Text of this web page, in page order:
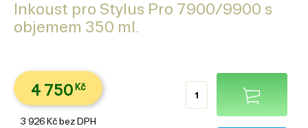
Inkoust pro Stylus Pro 7900/9900 s
objemem 350 ml.
4 750 Kč
3 926 Kč bez DPH